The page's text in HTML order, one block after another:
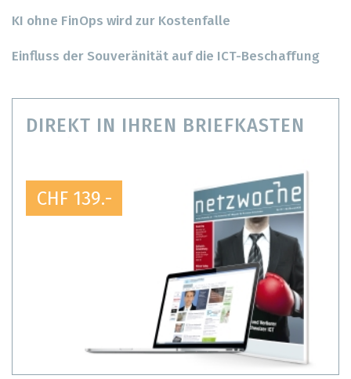
KI ohne FinOps wird zur Kostenfalle
Einfluss der Souveränität auf die ICT-Beschaffung
DIREKT IN IHREN BRIEFKASTEN
CHF 139.-